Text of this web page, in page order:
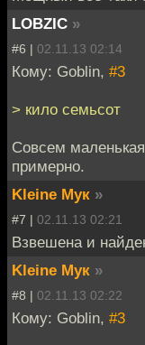
LOBZIC »
#6 | 02.11.13 02:14
Кому: Goblin, #3
> кило семьсот
Совсем
примерно.
Kleine Мук »
#7 | 02.11.13 02:21
Взвешена и
Kleine Мук »
#8 | 02.11.13 02:22
Кому: Goblin, #3